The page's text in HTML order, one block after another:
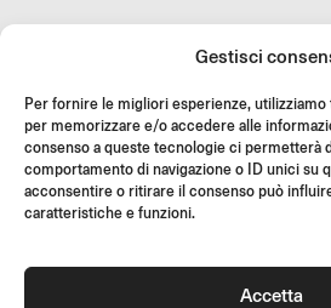
Gestisci
Per fornire le migliori esperienze,
per memorizzare e/o accedere alle
consenso a queste tecnologie ci permetterà
comportamento di navigazione o ID unici su
acconsentire o ritirare il consenso può
caratteristiche e funzioni.
Accetta
DEALERS
SUPPORT & FAQ
RESI
ISTRUZIONI DI MONTAGGIO
LIMITED OFFERS